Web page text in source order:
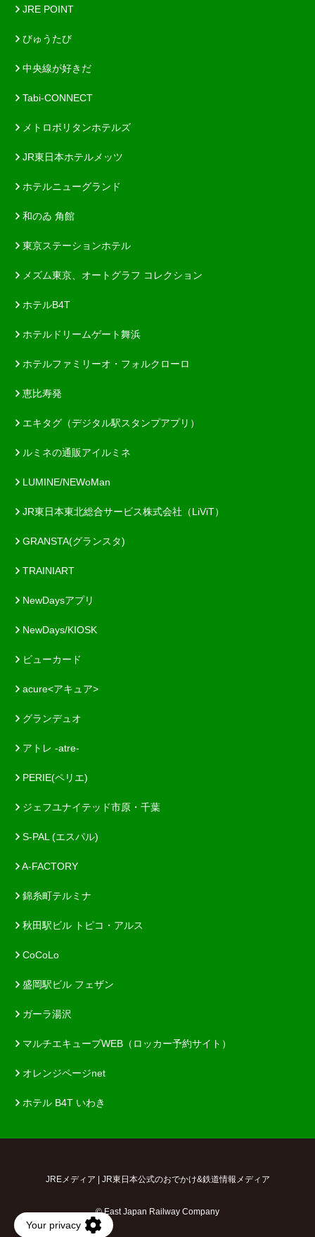
JRE POINT
びゅうたび
中央線が好きだ
Tabi-CONNECT
メトロポリタンホテルズ
JR東日本ホテルメッツ
ホテルニューグランド
和のゐ 角館
東京ステーションホテル
メズム東京、オートグラフ コレクション
ホテルB4T
ホテルドリームゲート舞浜
ホテルファミリーオ・フォルクローロ
恵比寿発
エキタグ（デジタル駅スタンプアプリ）
ルミネの通販アイルミネ
LUMINE/NEWoMan
JR東日本東北総合サービス株式会社（LiViT）
GRANSTA(グランスタ)
TRAINIART
NewDaysアプリ
NewDays/KIOSK
ビューカード
acure<アキュア>
グランデュオ
アトレ -atre-
PERIE(ペリエ)
ジェフユナイテッド市原・千葉
S-PAL (エスパル)
A-FACTORY
錦糸町テルミナ
秋田駅ビル トピコ・アルス
CoCoLo
盛岡駅ビル フェザン
ガーラ湯沢
マルチエキューブWEB（ロッカー予約サイト）
オレンジページnet
ホテル B4T いわき
JREメディア | JR東日本公式のおでかけ&鉄道情報メディア
© East Japan Railway Company